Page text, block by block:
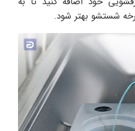
شستشو بهتر شود.